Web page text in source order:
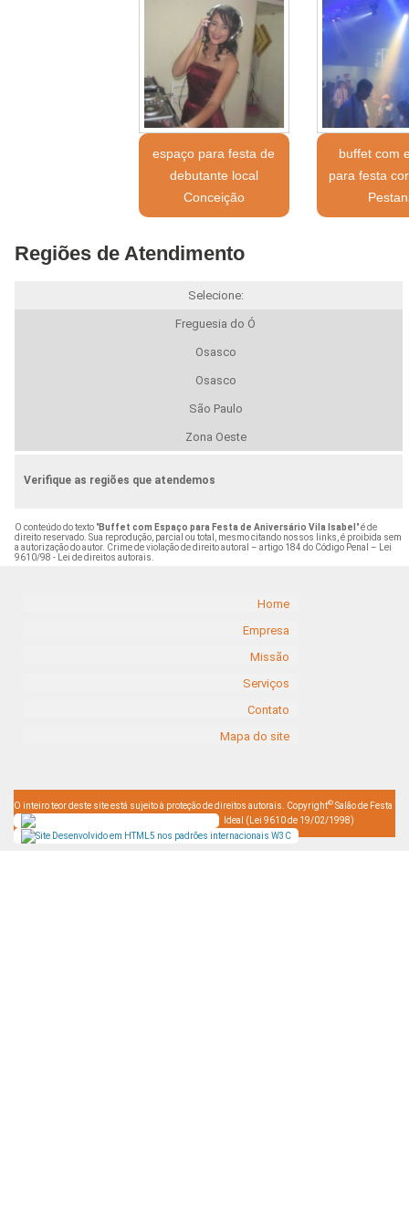
espaço para festa de
debutante local
Conceição
buffet com
para festa
Regiões de Atendimento
Selecione:
Freguesia do Ó
Osasco
Osasco
São Paulo
Zona Oeste
Verifique as regiões que atendemos
O conteúdo do texto "Buffet com Espaço para Festa de Aniversário Vila Isabel " é de
direito reservado. Sua reprodução, parcial ou total, mesmo citando nossos links, é proibida sem
a autorização do autor. Crime de violação de direito autoral – artigo 184 do Código Penal –
Lei
9610/98 - Lei de direitos autorais
Home
Empresa
Missão
Serviços
Contato
Mapa do site
O inteiro teor deste site está sujeito à proteção de direitos autorais. Copyright© Salão de Festa
Ideal (Lei 9610 de 19/02/1998)